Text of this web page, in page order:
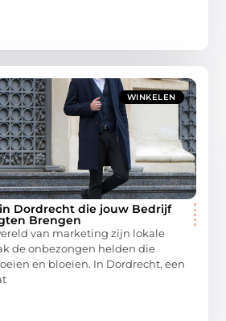
WINKELEN
Dordrecht die jouw Bedrijf
Brengen
van marketing zijn lokale
de onbezongen helden die
en bloeien. In Dordrecht, een